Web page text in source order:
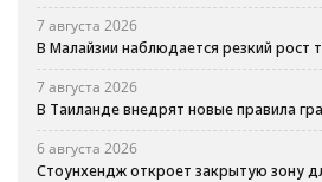
7 августа 2026
В Малайзии наблюдается резкий рост
7 августа 2026
В Таиланде внедрят новые правила
6 августа 2026
Стоунхендж откроет закрытую зону